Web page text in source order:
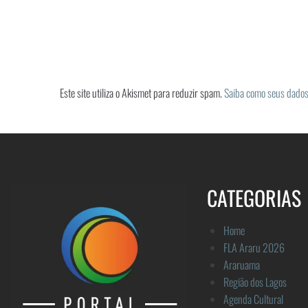
Este site utiliza o Akismet para reduzir spam.Saiba como seus
CATEGORIAS
Home
FLA Araru 2026
Araruama
Região dos Lagos
Agenda Cultural